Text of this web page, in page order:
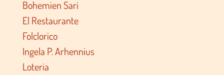
Bohemien Sari
El Restaurante
Folclorico
Ingela P. Arhennius
Loteria